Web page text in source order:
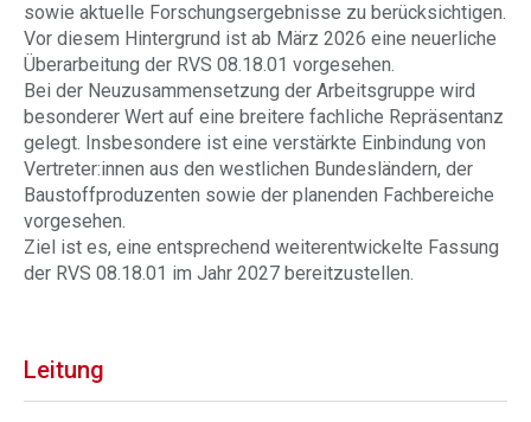
sowie aktuelle Forschungsergebnisse zu berücksichtigen.
Vor diesem Hintergrund ist ab März 2026 eine neuerliche
Überarbeitung der RVS 08.18.01 vorgesehen.
Bei der Neuzusammensetzung der Arbeitsgruppe wird
besonderer Wert auf eine breitere fachliche Repräsentanz
gelegt. Insbesondere ist eine verstärkte Einbindung von
Vertreter:innen aus den westlichen Bundesländern, der
Baustoffproduzenten sowie der planenden Fachbereiche
vorgesehen.
Ziel ist es, eine entsprechend weiterentwickelte Fassung
der RVS 08.18.01 im Jahr 2027 bereitzustellen.
Leitung